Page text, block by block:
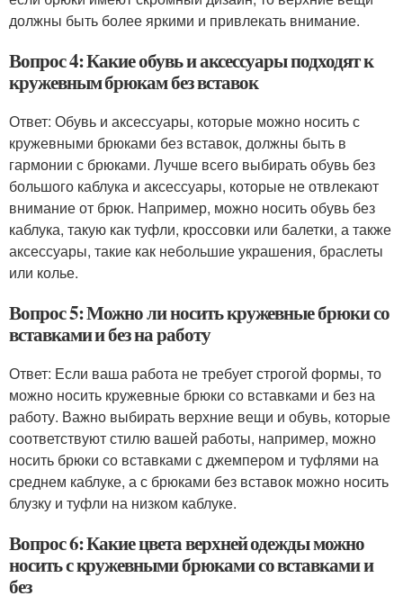
должны быть более яркими и привлекать внимание.
Вопрос 4: Какие обувь и аксессуары подходят к
кружевным брюкам без вставок
Ответ: Обувь и аксессуары, которые можно носить с
кружевными брюками без вставок, должны быть в
гармонии с брюками. Лучше всего выбирать обувь без
большого каблука и аксессуары, которые не отвлекают
внимание от брюк. Например, можно носить обувь без
каблука, такую как туфли, кроссовки или балетки, а также
аксессуары, такие как небольшие украшения, браслеты
или колье.
Вопрос 5: Можно ли носить кружевные брюки со
вставками и без на работу
Ответ: Если ваша работа не требует строгой формы, то
можно носить кружевные брюки со вставками и без на
работу. Важно выбирать верхние вещи и обувь, которые
соответствуют стилю вашей работы, например, можно
носить брюки со вставками с джемпером и туфлями на
среднем каблуке, а с брюками без вставок можно носить
блузку и туфли на низком каблуке.
Вопрос 6: Какие цвета верхней одежды можно
носить с кружевными брюками со вставками и
без